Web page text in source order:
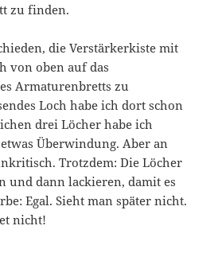
zu finden.
die Verstärkerkiste mit
von oben auf das
Armaturenbretts zu
Loch habe ich dort schon
drei Löcher habe ich
Überwindung. Aber an
Trotzdem: Die Löcher
und dann lackieren, damit es
Egal. Sieht man später nicht.
nicht!